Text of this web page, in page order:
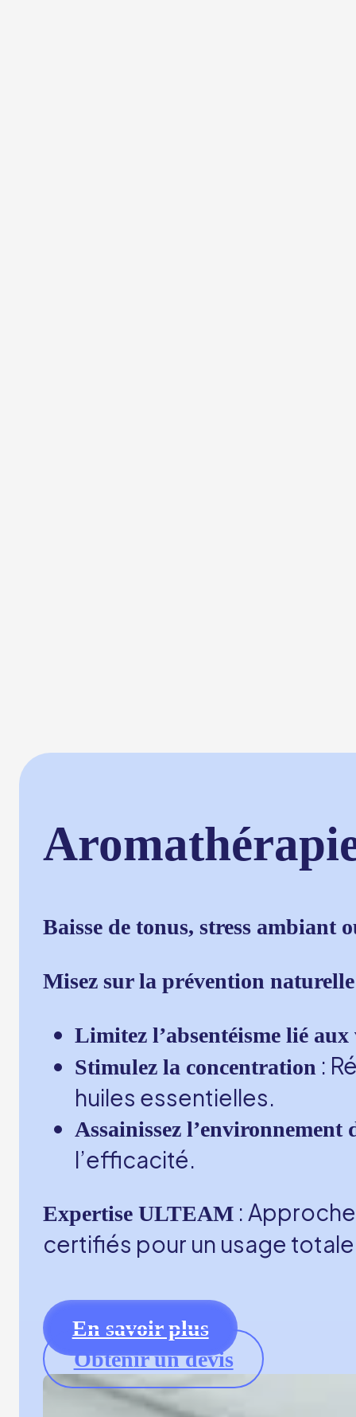
Baisse de tonus, stress ambiant
Misez sur la prévention
Limitez l’absentéisme lié
Stimulez la concentration :
huiles essentielles.
Assainissez l’environnement
l’efficacité.
Expertise ULTEAM :
certifiés pour un usage
En savoir plus
Obtenir un devis